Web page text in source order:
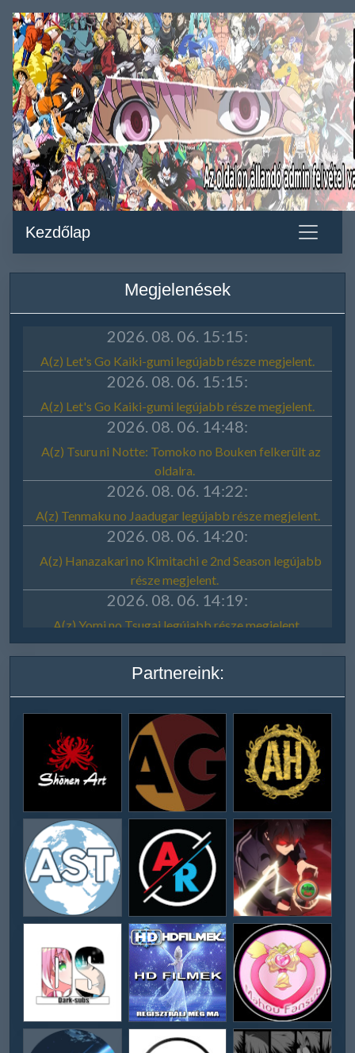
Kezdőlap
Megjelenések
Partnereink: